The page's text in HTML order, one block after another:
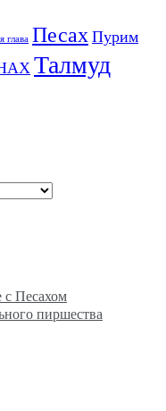
глава Песах Пурим
Талмуд
с Песахом
пиршества